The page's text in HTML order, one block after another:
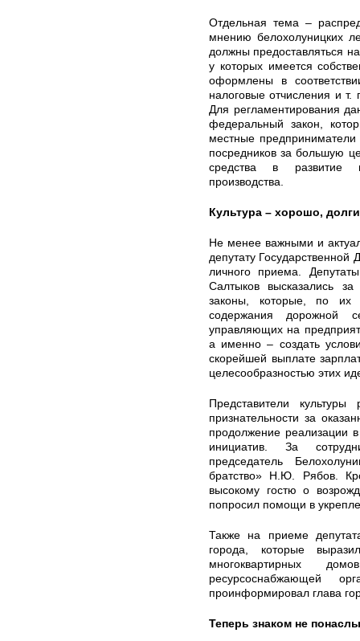
Отдельная тема –
мнению белохолуницких
должны предоставляться
у которых имеется
оформлены в
налоговые отчисления и
Для регламентирования
федеральный закон,
местные
посредников за большую
средства в развитие и
производства.
Культура – хорошо,
Не менее важными и
депутату
личного приема.
Салтыков высказались
законы, которые, по их
содержания дорожной
управляющих на
а именно – создать
скорейшей выплате
целесообразностью этих
Представители
признательности за
продолжение реализации
инициатив. За
председатель
братство» Н.Ю. Рябов.
высокому гостю о
попросил помощи в
Также на приеме
города, которые
многоквартирных
ресурсоснабжающей
проинформировал глава
Теперь знаком не